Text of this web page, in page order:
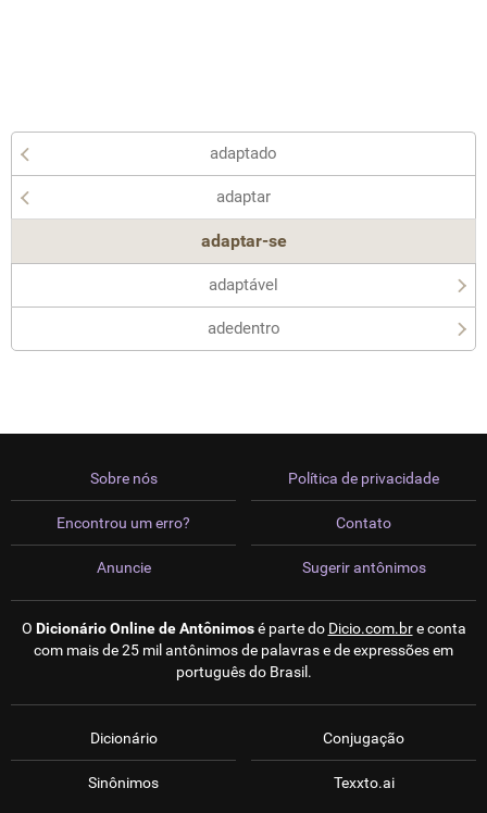
adaptado
adaptar
adaptar-se
adaptável
adedentro
Sobre nós
Encontrou um erro?
Anuncie
Política de privacidade
Contato
Sugerir antônimos
O Dicionário Online de Antônimosé parte do Dicio.com.bre conta
com mais de 25 mil antônimos de palavras e de expressões em
português do Brasil.
Dicionário
Sinônimos
Conjugação
Texxto.ai